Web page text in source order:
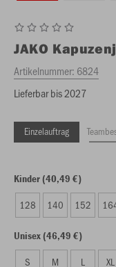
JAKO
Artikelnummer: 6824
Lieferbar bis 2027
Einzelauftrag
Kinder (40,49 €)
128 140 152
Unisex (46,49 €)
S M L XL